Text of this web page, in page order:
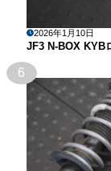
2026年1月10日
JF3 N-BOX KYB
6